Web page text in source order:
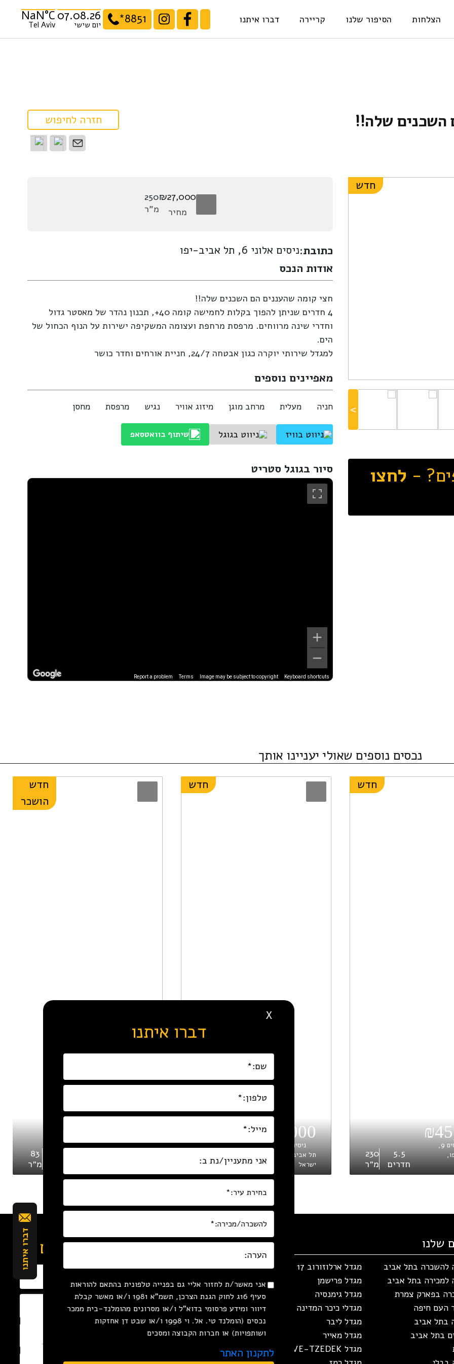
אנו מעריכים את פרטיותך
להציג פרסומות או תוכן מותאמים אישית, ולנתח את התנועה באתר.
בלחיצה על "קבל הכל" אתה מסכים לשימוש שלנו בקובצי Cookie.
הצלחות הסיפור שלנו קריירה דברו איתנו *8851
07.08.26
יום שישי
NaN°C
Tel Aviv
X
דברו איתנו
אני מאשר/ת לחזור אליי גם בפנייה טלפונית בהתאם להוראות
סעיף 16ג לחוק הגנת הצרכן, תשמ"א 1981 ו/או מאשר קבלת
דיוור ומידע פרסומי בדוא"ל ו/או מסרונים מהומלנד-בית ממכר
נכסים (הומלנד טי. אל. וי 1998 ו/או שבט דן אחזקות
ושותפויות) או חברות הקבוצה ומסכים
לתקנון האתר
השכנים שלה!! חזרה לחיפוש
חדש
- לחצו
₪27,000
מחיר
250
מ”ר
כתובת:ניסים אלוני 6, תל אביב-יפו
אודות הנכס
חצי קומה שהעננים הם השכנים שלה!!
4 חדרים שניתן להפוך בקלות לחמישה קומה 40+, תכנון נהדר של מאסטר גדול
וחדרי שינה מרווחים. מרפסת מרחפת ועצומה המשקיפה ישירות על הנוף הכחול של
הים.
למגדל שירותי יוקרה כגון אבטחה 24/7, חניית אורחים וחדר כושר
מאפיינים נוספים
חניה מעלית מרחב מוגן מיזוג אוויר נגיש מרפסת מחסן
ניווט בוויז ניווט בגוגל שיתוף בוואטסאפ
סיור בגוגל סטריט
Keyboard shortcuts
Image may be subject to copyright
Terms
Report a problem
נכסים נוספים שאולי יעניינו אותך
חדש
הרב ניסים 9,
5.5
חדרים
230
מ״ר
חדש
₪32,000
ניסים אלוני 21,
תל אביב-יפו,
ישראל
חדרים
מ״ר
חדש
הושכר
ניסים אלוני 2,
3
83
מ״ר
שלנו
להשכרה בתל אביב
למכירה בתל אביב
בפארק צמרת
העם חיפה
בתל אביב
בתל אביב
מגדל ארלוזורוב 17
מגדל פרישמן
מגדל גימנסיה
מגדלי כיכר המדינה
מגדל ליבר
מגדל מאייר
מגדל NEVE-TZEDEK
נשמח לחזור אליכם